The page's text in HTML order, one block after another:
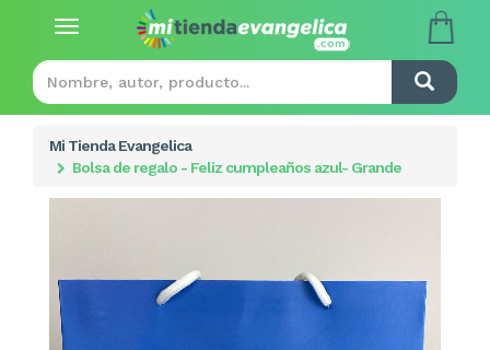
Toggle
Mi Tienda Evangelica
Bolsa de regalo - Feliz cumpleaños azul- Grande